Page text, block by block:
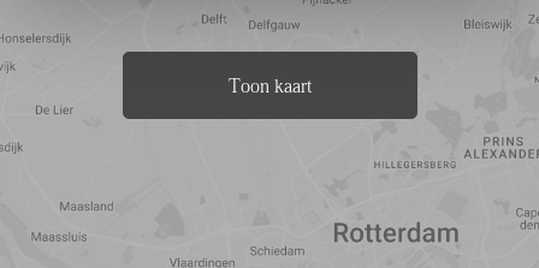
Toon kaart